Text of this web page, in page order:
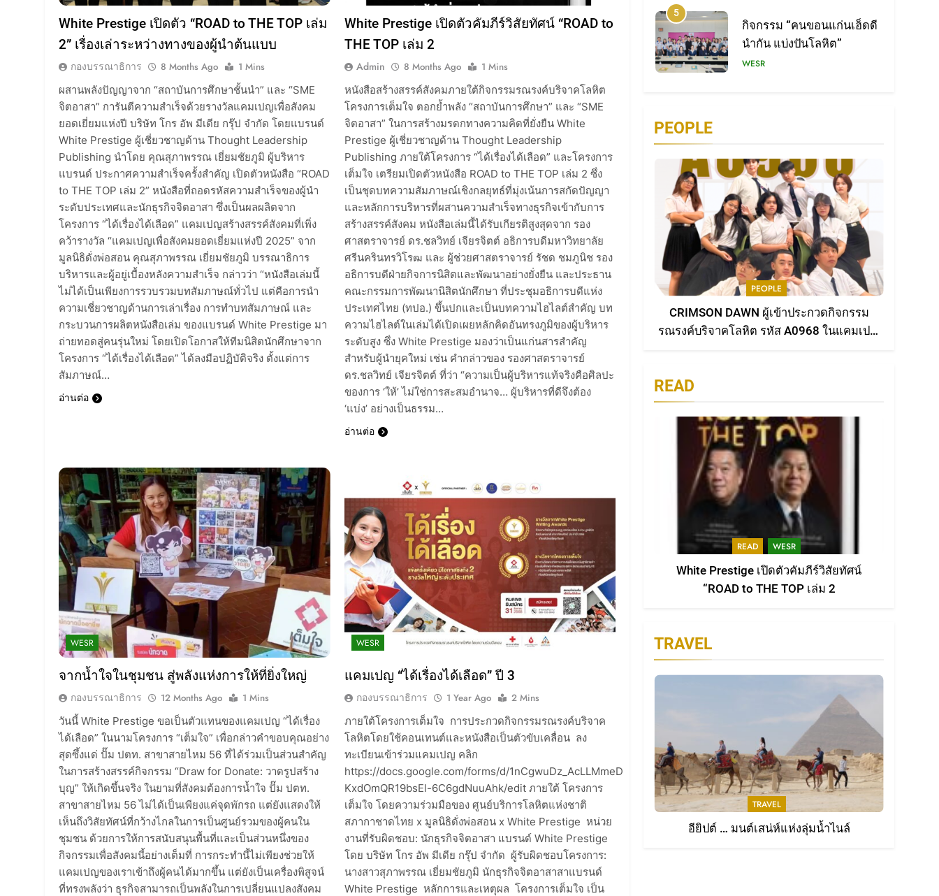
White Prestige เปิดตัว “ROAD to THE TOP เล่ม
2” เรื่องเล่าระหว่างทางของผู้นำต้นแบบ
กองบรรณาธิการ 8 Months Ago
1 Mins
ผสานพลังปัญญาจาก “สถาบันการศึกษาชั้นนำ” และ “SME
จิตอาสา” การันตีความสำเร็จด้วยรางวัลแคมเปญเพื่อสังคม
ยอดเยี่ยมแห่งปี บริษัท โกร อัพ มีเดีย กรุ๊ป จำกัด โดยแบรนด์
White Prestige ผู้เชี่ยวชาญด้าน Thought Leadership
Publishing นำโดย คุณสุภาพรรณ เยี่ยมชัยภูมิ ผู้บริหาร
แบรนด์ ประกาศความสำเร็จครั้งสำคัญ เปิดตัวหนังสือ “ROAD
to THE TOP เล่ม 2” หนังสือที่ถอดรหัสความสำเร็จของผู้นำ
ระดับประเทศและนักธุรกิจจิตอาสา ซึ่งเป็นผลผลิตจาก
โครงการ “ได้เรื่องได้เลือด” แคมเปญสร้างสรรค์สังคมที่เพิ่ง
คว้ารางวัล “แคมเปญเพื่อสังคมยอดเยี่ยมแห่งปี 2025” จาก
มูลนิธิดั่งพ่อสอน คุณสุภาพรรณ เยี่ยมชัยภูมิ บรรณาธิการ
บริหารและผู้อยู่เบื้องหลังความสำเร็จ กล่าวว่า “หนังสือเล่มนี้
ไม่ได้เป็นเพียงการรวบรวมบทสัมภาษณ์ทั่วไป แต่คือการนำ
ความเชี่ยวชาญด้านการเล่าเรื่อง การทำบทสัมภาษณ์ และ
กระบวนการผลิตหนังสือเล่ม ของแบรนด์ White Prestige มา
ถ่ายทอดสู่คนรุ่นใหม่ โดยเปิดโอกาสให้ทีมนิสิตนักศึกษาจาก
โครงการ “ได้เรื่องได้เลือด” ได้ลงมือปฏิบัติจริง ตั้งแต่การ
สัมภาษณ์…
อ่านต่อ
White Prestige เปิดตัวคัมภีร์วิสัยทัศน์ “ROAD to
THE TOP เล่ม 2
Admin 8 Months Ago
1 Mins
หนังสือสร้างสรรค์สังคมภายใต้กิจกรรมรณรงค์บริจาคโลหิต
โครงการเต็มใจ ตอกย้ำพลัง “สถาบันการศึกษา” และ “SME
จิตอาสา” ในการสร้างมรดกทางความคิดที่ยั่งยืน White
Prestige ผู้เชี่ยวชาญด้าน Thought Leadership
Publishing ภายใต้โครงการ “ได้เรื่องได้เลือด” และโครงการ
เต็มใจ เตรียมเปิดตัวหนังสือ ROAD to THE TOP เล่ม 2 ซึ่ง
เป็นชุดบทความสัมภาษณ์เชิงกลยุทธ์ที่มุ่งเน้นการสกัดปัญญา
และหลักการบริหารที่ผสานความสำเร็จทางธุรกิจเข้ากับการ
สร้างสรรค์สังคม หนังสือเล่มนี้ได้รับเกียรติสูงสุดจาก รอง
ศาสตราจารย์ ดร.ชลวิทย์ เจียรจิตต์ อธิการบดีมหาวิทยาลัย
ศรีนครินทรวิโรฒ และ ผู้ช่วยศาสตราจารย์ รัชด ชมภูนิช รอง
อธิการบดีฝ่ายกิจการนิสิตและพัฒนาอย่างยั่งยืน และประธาน
คณะกรรมการพัฒนานิสิตนักศึกษา ที่ประชุมอธิการบดีแห่ง
ประเทศไทย (ทปอ.) ขึ้นปกและเป็นบทความไฮไลต์สำคัญ บท
ความไฮไลต์ในเล่มได้เปิดเผยหลักคิดอันทรงภูมิของผู้บริหาร
ระดับสูง ซึ่ง White Prestige มองว่าเป็นแก่นสารสำคัญ
สำหรับผู้นำยุคใหม่ เช่น คำกล่าวของ รองศาสตราจารย์
ดร.ชลวิทย์ เจียรจิตต์ ที่ว่า “ความเป็นผู้บริหารแท้จริงคือศิลปะ
ของการ ‘ให้’ ไม่ใช่การสะสมอำนาจ… ผู้บริหารที่ดีจึงต้อง
‘แบ่ง’ อย่างเป็นธรรม…
อ่านต่อ
WESR
จากน้ำใจในชุมชน สู่พลังแห่งการให้ที่ยิ่งใหญ่
กองบรรณาธิการ 12 Months Ago
1 Mins
วันนี้ White Prestige ขอเป็นตัวแทนของแคมเปญ “ได้เรื่อง
ได้เลือด” ในนามโครงการ “เต็มใจ” เพื่อกล่าวคำขอบคุณอย่าง
สุดซึ้งแด่ ปั๊ม ปตท. สาขาสายไหม 56 ที่ได้ร่วมเป็นส่วนสำคัญ
ในการสร้างสรรค์กิจกรรม “Draw for Donate: วาดรูปสร้าง
บุญ” ให้เกิดขึ้นจริง ในยามที่สังคมต้องการน้ำใจ ปั๊ม ปตท.
สาขาสายไหม 56 ไม่ได้เป็นเพียงแค่จุดพักรถ แต่ยังแสดงให้
เห็นถึงวิสัยทัศน์ที่กว้างไกลในการเป็นศูนย์รวมของผู้คนใน
ชุมชน ด้วยการให้การสนับสนุนพื้นที่และเป็นส่วนหนึ่งของ
กิจกรรมเพื่อสังคมนี้อย่างเต็มที่ การกระทำนี้ไม่เพียงช่วยให้
แคมเปญของเราเข้าถึงผู้คนได้มากขึ้น แต่ยังเป็นเครื่องพิสูจน์
ที่ทรงพลังว่า ธุรกิจสามารถเป็นพลังในการเปลี่ยนแปลงสังคม
WESR
แคมเปญ “ได้เรื่องได้เลือด” ปี 3
กองบรรณาธิการ 1 Year Ago
2 Mins
ภายใต้โครงการเต็มใจ การประกวดกิจกรรมรณรงค์บริจาค
โลหิตโดยใช้คอนเทนต์และหนังสือเป็นตัวขับเคลื่อน ลง
ทะเบียนเข้าร่วมแคมเปญ คลิก
https://docs.google.com/forms/d/1nCgwuDz_AcLLMmeD5-
KxdOmQR19bsEl-6C6gdNuuAhk/edit ภายใต้ โครงการ
เต็มใจ โดยความร่วมมือของ ศูนย์บริการโลหิตแห่งชาติ
สภากาชาดไทย x มูลนิธิดั่งพ่อสอน x White Prestige หน่วย
งานที่รับผิดชอบ: นักธุรกิจจิตอาสา แบรนด์ White Prestige
โดย บริษัท โกร อัพ มีเดีย กรุ๊ป จำกัด ผู้รับผิดชอบโครงการ:
นางสาวสุภาพรรณ เยี่ยมชัยภูมิ นักธุรกิจจิตอาสาสาแบรนด์
White Prestige หลักการและเหตุผล โครงการเต็มใจ เป็น
6
จากน้ำใจในชุมชน สู่พลัง
แห่งการให้ที่ยิ่งใหญ่
WESR
พลิกธุรกิจด้วยพลังผู้นำทาง
ความคิด
READ
ตอกย้ำความเป็นมืออาชีพ
ด้านการสื่อสาร คุณสุภา
พรรณ เยี่ยมชัยภูมิ คว้า
รางวัลใหญ่ XMEs Award
2025 พร้อมเดินหน้าสร้าง
2
White Prestige เปิดตัว
คัมภีร์วิสัยทัศน์ “ROAD to
THE TOP เล่ม 2
READ WESR
เสียงเพลงแห่งการให้ : คำ
ขอบคุณจากใจถึงครูเต้ย &
น้องน้ำ ผู้เป็นสัญลักษณ์แห่ง
การเสียสละ
ACTIVTIES
5
กิจกรรม “คนขอนแก่นเฮ็ดดี
6
หนังสือไม่ใช่แค่กระดาษ แต่
คือ “หัวใจ” ที่สร้างแบรนด์ให้
มีชีวิต
READ
8
พลิกธุรกิจด้วยพลังผู้นำทาง
PEOPLE
PEOPLE
CRIMSON DAWN ผู้เข้าประกวดกิจกรรม
รณรงค์บริจาคโลหิต รหัส A0968 ในแคมเปญ
READ
READ WESR
White Prestige เปิดตัวคัมภีร์วิสัยทัศน์
“ROAD to THE TOP เล่ม 2
TRAVEL
TRAVEL
อียิปต์ … มนต์เสน่ห์แห่งลุ่มน้ำไนล์